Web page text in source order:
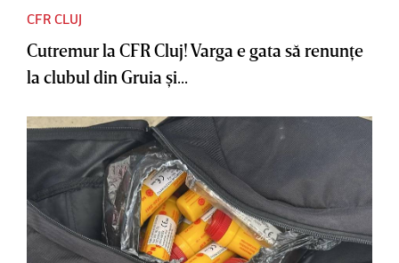
CFR CLUJ
Cutremur la CFR Cluj! Varga e gata să renunţe
la clubul din Gruia şi...